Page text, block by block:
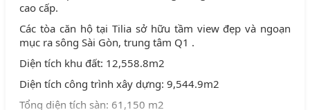
cao cấp.
Các tòa căn hộ tại Tilia sở hữu tầm view đẹp và ngoạn
mục ra sông Sài Gòn, trung tâm Q1 .
Diện tích khu đất: 12,558.8m2
Diện tích công trình xây dựng: 9,544.9m2
Tổng diện tích sàn: 61,150 m2